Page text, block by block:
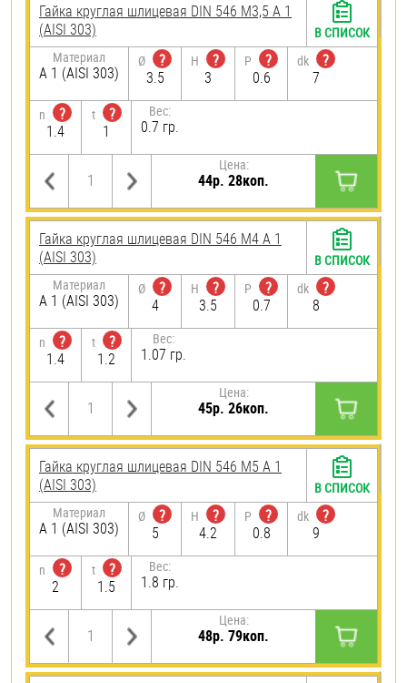
Гайка круглая шлицевая DIN 546 М3,5 А 1
(AISI 303)
Материал
А 1 (AISI 303)
Ø
?
3.5
H
?
3
P
?
0.6
dk
?
7
n
?
1.4
t
?
1
Вес:
0.7 гр.
Цена:
44р. 28коп.
В СПИСОК
Гайка круглая шлицевая DIN 546 М4 А 1
(AISI 303)
Материал
А 1 (AISI 303)
Ø
?
4
H
?
3.5
P
?
0.7
dk
?
8
n
?
1.4
t
?
1.2
Вес:
1.07 гр.
Цена:
45р. 26коп.
В СПИСОК
Гайка круглая шлицевая DIN 546 М5 А 1
(AISI 303)
Материал
А 1 (AISI 303)
Ø
?
5
H
?
4.2
P
?
0.8
dk
?
9
n
?
2
t
?
1.5
Вес:
1.8 гр.
Цена:
48р. 79коп.
В СПИСОК